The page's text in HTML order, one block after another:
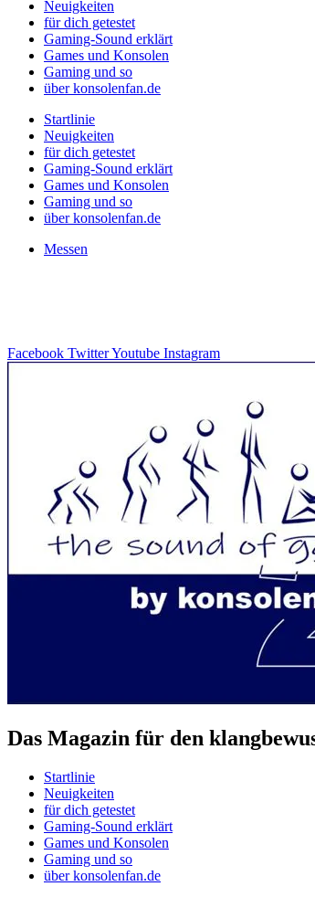
Neuigkeiten
für dich getestet
Gaming-Sound erklärt
Games und Konsolen
Gaming und so
über konsolenfan.de
Startlinie
Neuigkeiten
für dich getestet
Gaming-Sound erklärt
Games und Konsolen
Gaming und so
über konsolenfan.de
Messen
Facebook TwitterYoutube Instagram
Das Magazin für den
Startlinie
Neuigkeiten
für dich getestet
Gaming-Sound erklärt
Games und Konsolen
Gaming und so
über konsolenfan.de